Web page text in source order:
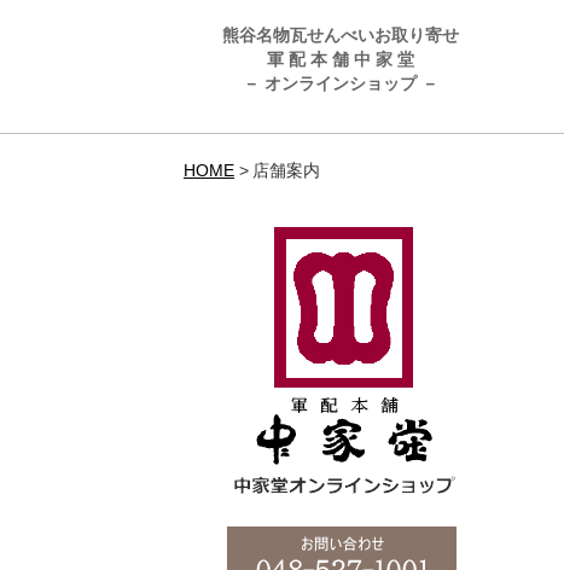
熊谷名物瓦せんべいお取り寄せ
軍 配 本 舗 中 家 堂
－ オンラインショップ －
HOME 店舗案内